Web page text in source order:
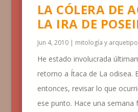
LA CÓLERA DE
LA IRA DE
Jun 4, 2010| mitología y
He estado involucrada
retorno a Ítaca de La odisea.
entonces, revisar lo que
ese punto. Hace una semana